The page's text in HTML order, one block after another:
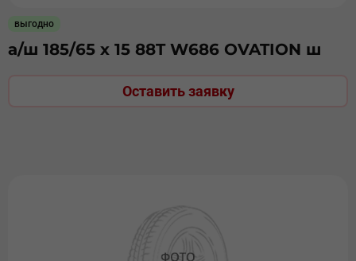
выгодно
а/ш 185/65 х 15 88T W686 OVATION ш
Оставить заявку